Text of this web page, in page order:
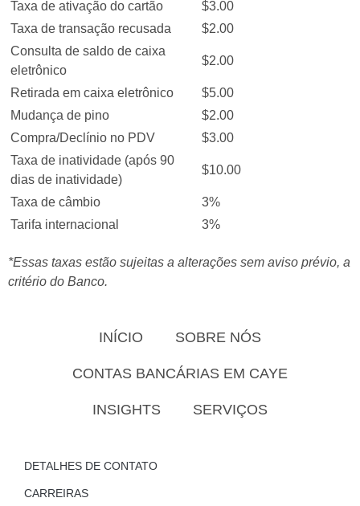
Taxa de ativação do cartão
$3.00
Taxa de transação recusada
$2.00
Consulta de saldo de caixa
eletrônico
$2.00
Retirada em caixa eletrônico
$5.00
Mudança de pino
$2.00
Compra/Declínio no PDV
$3.00
Taxa de inatividade (após 90
dias de inatividade)
$10.00
Taxa de câmbio
3%
Tarifa internacional
3%
*Essas taxas estão sujeitas a alterações sem aviso prévio, a
critério do Banco.
INÍCIO SOBRE NÓS
CONTAS BANCÁRIAS EM CAYE
INSIGHTS SERVIÇOS
DETALHES DE CONTATO
CARREIRAS